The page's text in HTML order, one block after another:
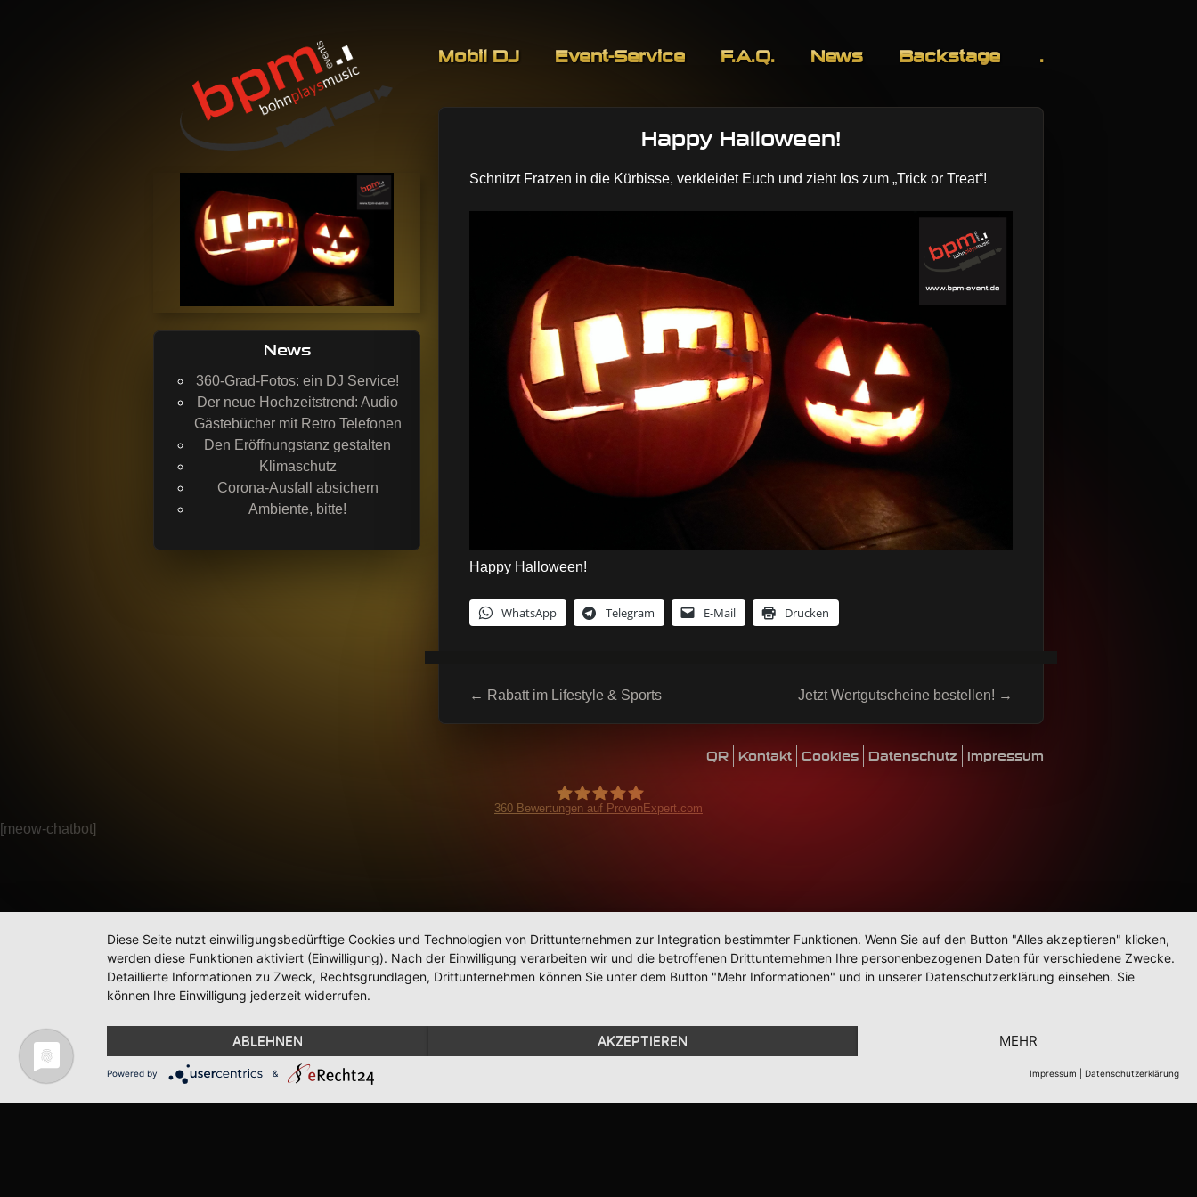
News
360-Grad-Fotos: ein DJ Service!
Der neue Hochzeitstrend: Audio
Gästebücher mit Retro Telefonen
Den Eröffnungstanz gestalten
Klimaschutz
Corona-Ausfall absichern
Ambiente, bitte!
Mobil DJ Event-Service F.A.Q. News Backstage .
Happy Halloween!
Schnitzt Fratzen in die Kürbisse, verkleidet Euch und zieht los zum „Trick or Treat“!
Happy Halloween!
WhatsApp Telegram E-Mail Drucken
Beitragsnavigation
← Rabatt im Lifestyle & Sports Jetzt Wertgutscheine bestellen! →
QR Kontakt Cookies Datenschutz Impressum
360 Bewertungen auf ProvenExpert.com
[meow-chatbot]
Diese Seite nutzt einwilligungsbedürftige Cookies und Technologien von Drittunternehmen zur Integration bestimmter Funktionen. Wenn Sie auf den Button "Alles akzeptieren" klicken,
werden diese Funktionen aktiviert (Einwilligung). Nach der Einwilligung verarbeiten wir und die betroffenen Drittunternehmen Ihre personenbezogenen Daten für verschiedene Zwecke.
Detaillierte Informationen zu Zweck, Rechtsgrundlagen, Drittunternehmen können Sie unter dem Button "Mehr Informationen" und in unserer Datenschutzerklärung einsehen. Sie
können Ihre Einwilligung jederzeit widerrufen.
ABLEHNEN AKZEPTIEREN MEHR
Powered by & Impressum Datenschutzerklärung